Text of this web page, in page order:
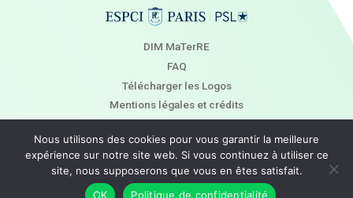
DIM MaTerRE
FAQ
Télécharger les Logos
Mentions légales et crédits
Contact
Nous utilisons des cookies pour vous garantir la meilleure
expérience sur notre site web. Si vous continuez à utiliser ce
site, nous supposerons que vous en êtes satisfait.
OK
Politique de confidentialité